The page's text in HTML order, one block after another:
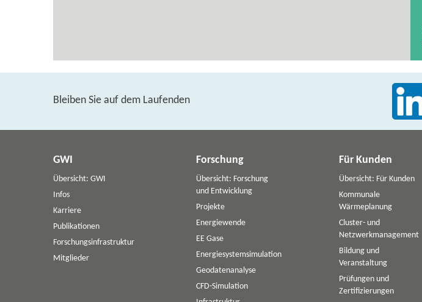
Bleiben Sie auf dem Laufenden
GWI
Übersicht: GWI
Infos
Karriere
Publikationen
Forschungsinfrastruktur
Mitglieder
Forschung
Übersicht: Forschung
und Entwicklung
Projekte
Energiewende
EE Gase
Energiesystemsimulation
Geodatenanalyse
CFD-Simulation
Für Kunden
Übersicht: Für Kunden
Kommunale
Wärmeplanung
Cluster- und
Netzwerkmanagement
Bildung und
Veranstaltung
Prüfungen und
Zertifizierungen